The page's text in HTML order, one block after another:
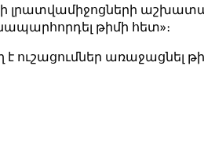
թիմի հետ»։
ուշացումներ առաջացնել